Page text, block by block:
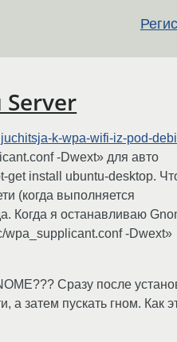
k-wpa-wifi-iz-pod-
-Dwext» для авто
get install ubuntu-desktop.
(когда выполняется
Когда я останавливаю
wpa_supplicant.conf -Dwext»
Сразу после
а затем пускать гном. Как